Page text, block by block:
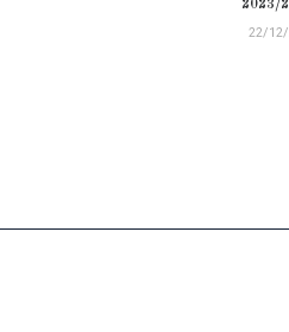
2023/
22/